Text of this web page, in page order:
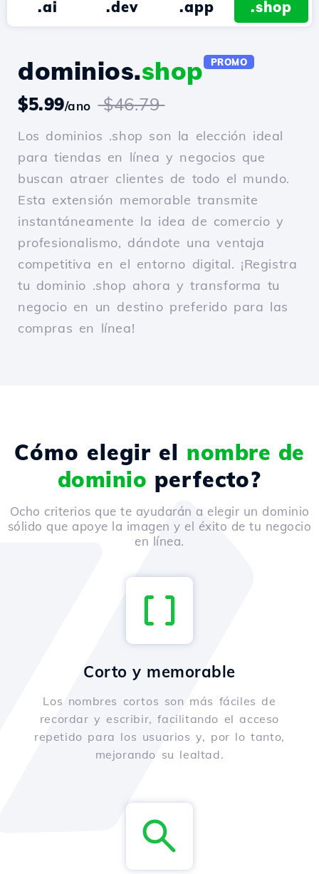
.ai .dev .app .shop
dominios.shop PROMO
$5.99/ano $46.79
Los dominios .shop son la elección ideal
para tiendas en línea y negocios que
buscan atraer clientes de todo el mundo.
Esta extensión memorable transmite
instantáneamente la idea de comercio y
profesionalismo, dándote una ventaja
competitiva en el entorno digital. ¡Registra
tu dominio .shop ahora y transforma tu
negocio en un destino preferido para las
compras en línea!
Cómo elegir el nombre de
dominio perfecto?
Ocho criterios que te ayudarán a elegir un dominio
sólido que apoye la imagen y el éxito de tu negocio
en línea.
Corto y memorable
Los nombres cortos son más fáciles de
recordar y escribir, facilitando el acceso
repetido para los usuarios y, por lo tanto,
mejorando su lealtad.